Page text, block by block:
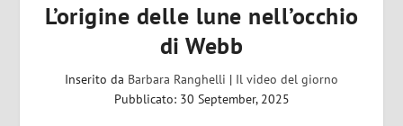
L’origine delle lune nell’occhio
di Webb
Inserito da Barbara Ranghelli | Il video del giorno
Pubblicato: 30 September, 2025